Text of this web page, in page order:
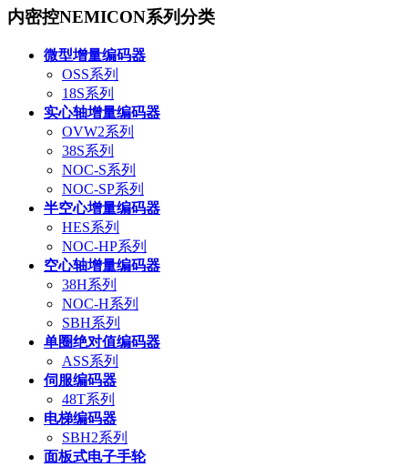
内密控NEMICON系列分类
微型增量编码器
OSS系列
18S系列
实心轴增量编码器
OVW2系列
38S系列
NOC-S系列
NOC-SP系列
半空心增量编码器
HES系列
NOC-HP系列
空心轴增量编码器
38H系列
NOC-H系列
SBH系列
单圈绝对值编码器
ASS系列
伺服编码器
48T系列
电梯编码器
SBH2系列
面板式电子手轮